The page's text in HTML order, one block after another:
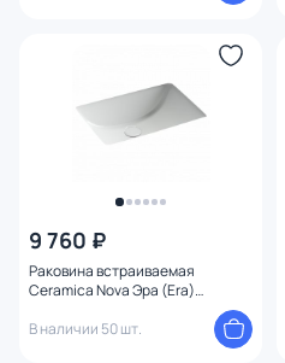
9 760 ₽
Раковина встраиваемая
Ceramica Nova Эра (Era)
В наличии 50 шт.